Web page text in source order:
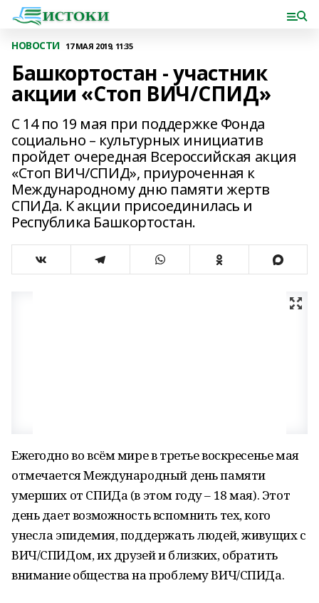
НОВОСТИ 17 МАЯ 2019, 11:35
Башкортостан - участник
акции «Стоп ВИЧ/СПИД»
С 14 по 19 мая при поддержке Фонда
социально – культурных инициатив
пройдет очередная Всероссийская акция
«Стоп ВИЧ/СПИД», приуроченная к
Международному дню памяти жертв
СПИДа. К акции присоединилась и
Республика Башкортостан.
Ежегодно во всём мире в третье воскресенье мая
отмечается Международный день памяти
умерших от СПИДа (в этом году – 18 мая). Этот
день дает возможность вспомнить тех, кого
унесла эпидемия, поддержать людей, живущих с
ВИЧ/СПИДом, их друзей и близких, обратить
внимание общества на проблему ВИЧ/СПИДа.